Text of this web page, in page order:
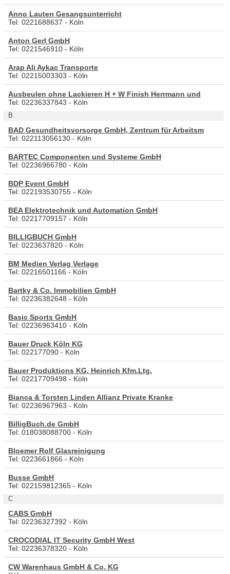
Anno Lauten Gesangsunterricht
Tel: 0221688637 - Köln
Anton Gerl GmbH
Tel: 0221546910 - Köln
Arap Ali Aykac Transporte
Tel: 02215003303 - Köln
Ausbeulen ohne Lackieren H + W Finish Herrmann und
Tel: 02236337843 - Köln
B
BAD Gesundheitsvorsorge GmbH, Zentrum für Arbeitsm
Tel: 022113056130 - Köln
BARTEC Componenten und Systeme GmbH
Tel: 02236966780 - Köln
BDP Event GmbH
Tel: 022193530755 - Köln
BEA Elektrotechnik und Automation GmbH
Tel: 02217709157 - Köln
BILLIGBUCH GmbH
Tel: 0223637820 - Köln
BM Medien Verlag Verlage
Tel: 02216501166 - Köln
Bartky & Co. Immobilien GmbH
Tel: 02236382648 - Köln
Basic Sports GmbH
Tel: 02236963410 - Köln
Bauer Druck Köln KG
Tel: 022177090 - Köln
Bauer Produktions KG, Heinrich Kfm.Ltg.
Tel: 02217709498 - Köln
Bianca & Torsten Linden Allianz Private Kranke
Tel: 02236967963 - Köln
BilligBuch.de GmbH
Tel: 018038088700 - Köln
Bloemer Rolf Glasreinigung
Tel: 0223661866 - Köln
Busse GmbH
Tel: 022159812365 - Köln
C
CABS GmbH
Tel: 02236327392 - Köln
CROCODIAL IT Security GmbH West
Tel: 02236378320 - Köln
CW Warenhaus GmbH & Co. KG